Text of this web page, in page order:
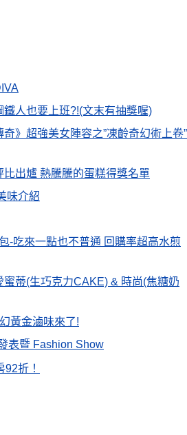
人也要上班?!(文末有抽獎喔)
》超強美女陣容之”凍齡奇幻術上卷”
出爐 熱騰騰的蛋糕得獎名單
味介紹
-吃來一點也不普通 回購率超高水煎
蜜蒂(生巧克力CAKE) & 時尚(焦糖奶
黃金滷味來了!
表暨 Fashion Show